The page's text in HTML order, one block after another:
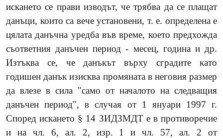
искането се прави изводът, че трябва да се плащат
данъци, които са вече установени, т. е. определена е
цялата данъчна уредба във време, което предхожда
съответния данъчен период - месец, година и др.
Изтъква се, че данъкът върху сградите като
годишен данък изисква промяната в неговия размер
да влезе в сила "само от началото на следващия
данъчен период", в случая от 1 януари 1997 г.
Според искането § 14 ЗИДЗМДТ е в противоречие
и на чл. 6, ал. 2, изр. 1 и чл. 57, ал. 2 от